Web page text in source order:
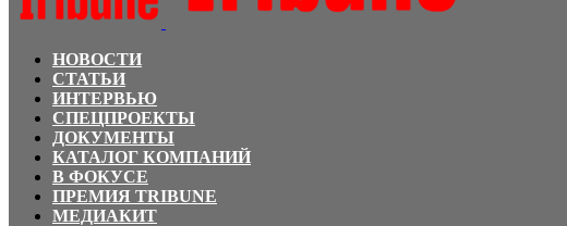
НОВОСТИ
СТАТЬИ
ИНТЕРВЬЮ
СПЕЦПРОЕКТЫ
ДОКУМЕНТЫ
КАТАЛОГ КОМПАНИЙ
В ФОКУСЕ
ПРЕМИЯ TRIBUNE
МЕДИАКИТ